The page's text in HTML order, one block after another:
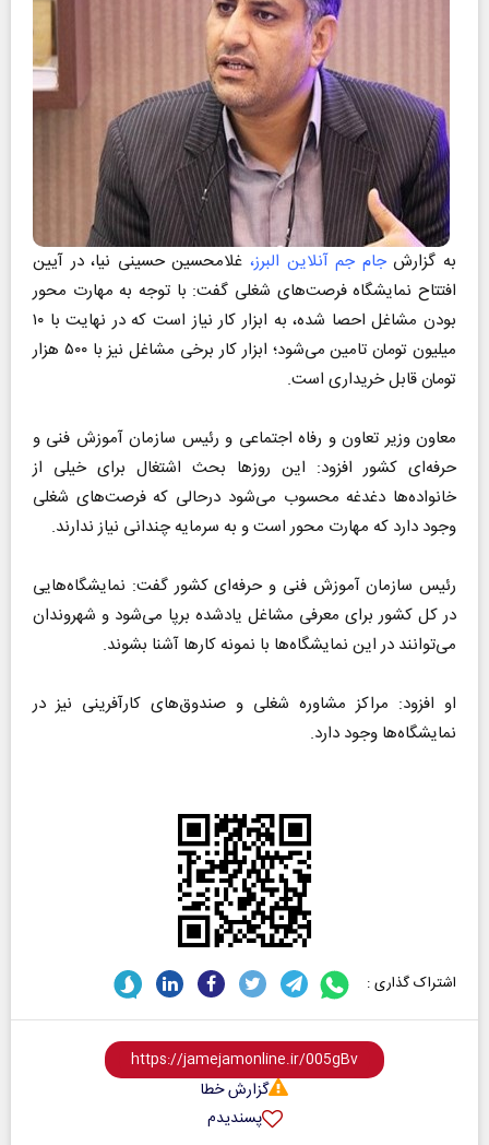
به گزارشجام جم آنلاین البرز، غلامحسین حسینی نیا، در آیین
افتتاح نمایشگاه فرصت‌های شغلی گفت: با توجه به مهارت محور
بودن مشاغل احصا شده، به ابزار کار نیاز است که در نهایت با ۱۰
میلیون تومان تامین می‌شود؛ ابزار کار برخی مشاغل نیز با ۵۰۰ هزار
تومان قابل خریداری است.
معاون وزیر تعاون و رفاه اجتماعی و رئیس سازمان آموزش فنی و
حرفه‌ای کشور افزود: این روز‌ها بحث اشتغال برای خیلی از
خانواده‌ها دغدغه محسوب می‌شود درحالی که فرصت‌های شغلی
وجود دارد که مهارت محور است و به سرمایه چندانی نیاز ندارند.
رئیس سازمان آموزش فنی و حرفه‌ای کشور گفت: نمایشگاه‌هایی
در کل کشور برای معرفی مشاغل یادشده برپا می‌شود و شهروندان
می‌توانند در این نمایشگاه‌ها با نمونه کار‌ها آشنا بشوند.
او افزود: مراکز مشاوره شغلی و صندوق‌های کارآفرینی نیز در
نمایشگاه‌ها وجود دارد.
اشتراک گذاری :
گزارش خطا
پسندیدم